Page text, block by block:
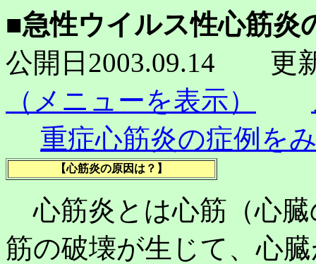
■急性ウイルス性心筋
公開日2003.09.14
（メニューを表示）
重症心筋炎の症例を
【心筋炎の原因は？】
心筋炎とは心筋（心
筋の破壊が生じて、心